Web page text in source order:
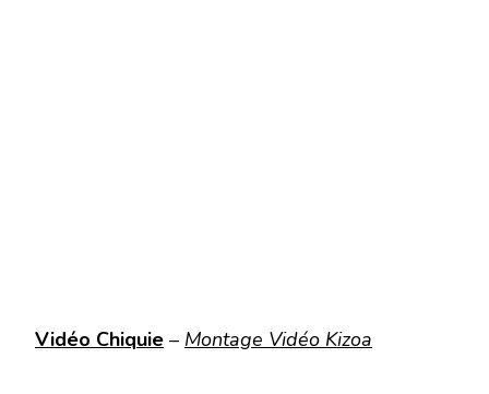
Vidéo Chiquie – Montage Vidéo Kizoa